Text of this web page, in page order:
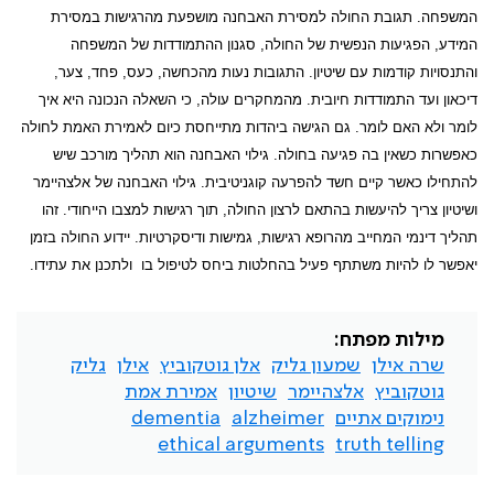
המשפחה. תגובת החולה למסירת האבחנה מושפעת מהרגישות במסירת
המידע, הפגיעות הנפשית של החולה, סגנון ההתמודדות של המשפחה
והתנסויות קודמות עם שיטיון. התגובות נעות מהכחשה, כעס, פחד, צער,
דיכאון ועד התמודדות חיובית. מהמחקרים עולה, כי השאלה הנכונה היא איך
לומר ולא האם לומר. גם הגישה ביהדות מתייחסת כיום לאמירת האמת לחולה
כאפשרות כשאין בה פגיעה בחולה. גילוי האבחנה הוא תהליך מורכב שיש
להתחילו כאשר קיים חשד להפרעה קוגניטיבית. גילוי האבחנה של אלצהיימר
ושיטיון צריך להיעשות בהתאם לרצון החולה, תוך רגישות למצבו הייחודי. זהו
תהליך דינמי המחייב מהרופא רגישות, גמישות ודיסקרטיות. יידוע החולה בזמן
יאפשר לו להיות משתתף פעיל בהחלטות ביחס לטיפול בו ולתכנן את עתידו.
מילות מפתח:
שרה אילן
שמעון גליק אלן גוטקוביץ אילן
גליק
גוטקוביץ אלצהיימר שיטיון אמירת אמת
נימוקים אתיים
alzheimer
dementia
truth telling
ethical arguments